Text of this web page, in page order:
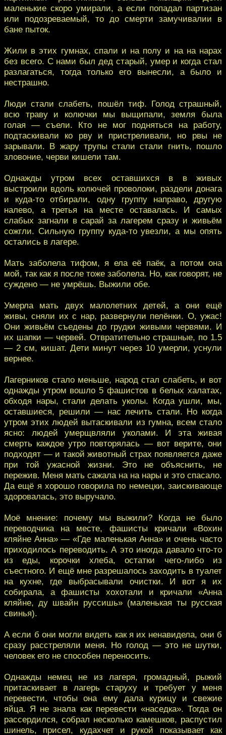
маленькие скоро умирали, а если попадал партизан
или подозреваемый, то до смерти замучивалии в
бане пыток.
Жили в этих гумнах, спали и на полу и на на нарах
без всего. С нами был дед старый, умер и когда стал
разлагаться, тогда только его вынесли, а было и
нестрашно.
Люди стали слабеть, пошёл тиф. Голод страшный,
всю траву и колючки мы выщипали, земля была
голая — съели. Кто не мог подняться на работу,
подтаскивали ко рву и пристреливали, но рвы не
зарывали. В жару трупы стали стали гнить, пошло
зловоние, черви кишели там.
Однажды утром всех оставшихся в в живых
выстроили вдоль колючей проволоки, раздели донага
и куда-то отбирали, одну группу направо, другую
налево, а третья на месте оставалась. И самых
слабых загнали в сарай за лагерем сразу и живьём
сожгли. Сильную группу куда-то увезли, а мы опять
остались в лагере.
Мать заболела тифом, я ела её паёк, а потом она
мой, так как я после тоже заболела. Но, как говорят, не
суждено — не умрёшь. Выжили обе.
Умерла мать двух малолетних детей, а они ещё
живы, сняли их с нар, развернули пелёнки. О, ужас!
Они живьём съедены до грудки живыми червями. И
их шапки — червей. Отвратительно страшные, по 1.5
— 2 см, кишат. Дети минут через 10 умерли, уснули
вернее.
Лагерников стало меньше, народ стал слабеть, и вот
однажды утром вошло 5 фашистов в белых халатах,
обходя нары, стали делать уколы. Когда ушли, мы,
оставшиеся, решили — нас лечить стали. Но когда
утром этих людей вытаскивали из гумна, всем стало
ясно: людей умерщвляли уколами. И эта живая
смерть каждое утро повторялась — вот верите, они
подходят — и такой животный страх появляется даже
при той ужасной жизни. Это не объяснить, не
пережив. Меня мать сажала на на нары и это спасало.
Да ещё я хорошо говорила по немецки, заискивающе
здоровалась, это выручало.
Моё мнение: почему мы выжили? Когда не было
переводчика на месте, фашисты кричали «Вохин
кляйне Анна» — «Где маленькая Анна» и очень часто
приходилось переводить. А это иногда давало что-то
из еды, корочки хлеба, остатки чего-либо из
съестного. И ещё мне разрешалось заходить в туалет
на кухне, где выбрасывали очистки. И вот я их
собирала, а фашисты хохотали и кричали «Анна
кляйне, ду швайн руссишь» (маленькая ты русская
свинья).
А если б они могли видеть как я их ненавидела, они б
сразу расстреляли меня. Но голод — это не шутки,
человек его не способен переносить.
Однажды немец не из лагеря, громадный, рыжий
притаскивает в лагерь старуху и требует у меня
перевести, чтобы она ему дала курицу и свежие
яйца. Я не знала как перевести «наседка». Тогда он
рассердился, собрал несколько камешков, распустил
шинель, присел, кудахчет и рукой показывает как